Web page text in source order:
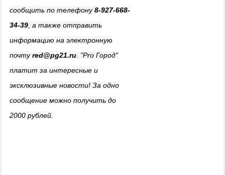
сообщить по телефону8-927-668-
34-39 , а также отправить
информацию на электронную
почтуred@pg21.ru . "Pro Город"
платит за интересные и
эксклюзивные новости! За одно
сообщение можно получить до
2000 рублей.